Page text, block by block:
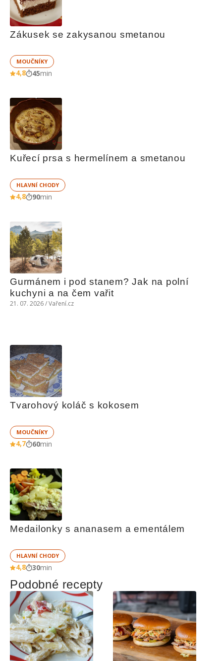
Zákusek se zakysanou smetanou
MOUČNÍKY
4,8 45min
Kuřecí prsa s hermelínem a smetanou
HLAVNÍ CHODY
4,8 90min
Gurmánem i pod stanem? Jak na polní
kuchyni a na čem vařit
21. 07. 2026 / Vaření.cz
Tvarohový koláč s kokosem
MOUČNÍKY
4,7 60min
Medailonky s ananasem a ementálem
HLAVNÍ CHODY
4,8 30min
Podobné recepty